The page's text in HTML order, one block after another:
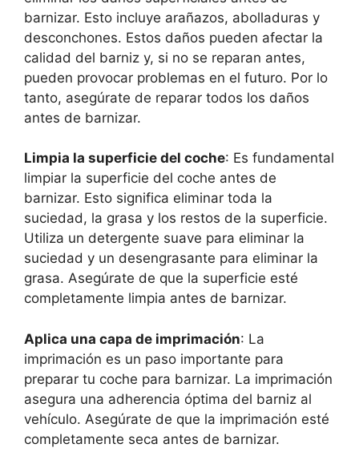
barnizar. Esto incluye arañazos, abolladuras y
desconchones. Estos daños pueden afectar la
calidad del barniz y, si no se reparan antes,
pueden provocar problemas en el futuro. Por lo
tanto, asegúrate de reparar todos los daños
antes de barnizar.
Limpia la superficie del coche: Es fundamental
limpiar la superficie del coche antes de
barnizar. Esto significa eliminar toda la
suciedad, la grasa y los restos de la superficie.
Utiliza un detergente suave para eliminar la
suciedad y un desengrasante para eliminar la
grasa. Asegúrate de que la superficie esté
completamente limpia antes de barnizar.
Aplica una capa de imprimación: La
imprimación es un paso importante para
preparar tu coche para barnizar. La imprimación
asegura una adherencia óptima del barniz al
vehículo. Asegúrate de que la imprimación esté
completamente seca antes de barnizar.